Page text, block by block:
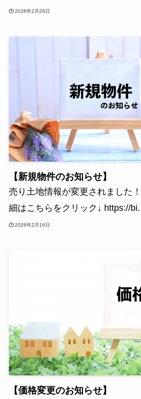
2026年2月26日
【新規物件のお知らせ】
売り土地情報が変更されました
細はこちらをクリック↓ https://
2026年2月16日
【価格変更のお知らせ】